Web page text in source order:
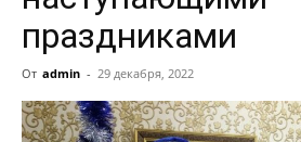
праздниками
От admin - 29 декабря, 2022